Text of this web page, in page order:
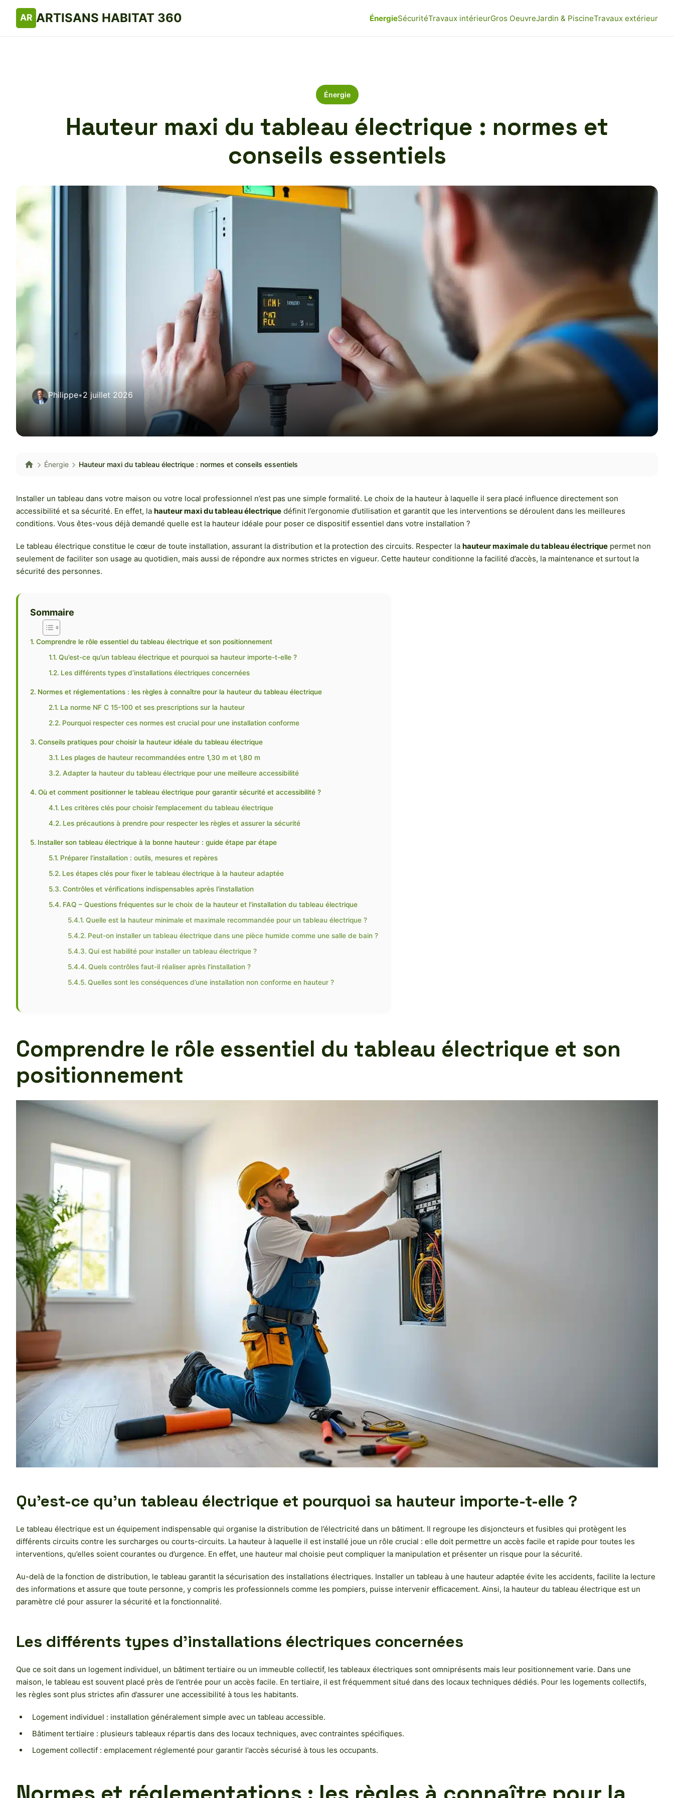
ARTISANS HABITAT 360 ÉnergieSécuritéTravaux intérieurGros OeuvreJardin & PiscineTravaux extérieur
Énergie
Hauteur maxi du tableau électrique : normes et
conseils essentiels
Philippe•2 juillet 2026
Énergie Hauteur maxi du tableau électrique : normes et conseils essentiels
Installer un tableau dans votre maison ou votre local professionnel n’est pas une simple formalité. Le choix de la hauteur à laquelle il sera placé influence directement son
accessibilité et sa sécurité. En effet, la hauteur maxi du tableau électrique définit l’ergonomie d’utilisation et garantit que les interventions se déroulent dans les meilleures
conditions. Vous êtes-vous déjà demandé quelle est la hauteur idéale pour poser ce dispositif essentiel dans votre installation ?
Le tableau électrique constitue le cœur de toute installation, assurant la distribution et la protection des circuits. Respecter la hauteur maximale du tableau électrique permet non
seulement de faciliter son usage au quotidien, mais aussi de répondre aux normes strictes en vigueur. Cette hauteur conditionne la facilité d’accès, la maintenance et surtout la
sécurité des personnes.
Sommaire
Comprendre le rôle essentiel du tableau électrique et son positionnement
Qu’est-ce qu’un tableau électrique et pourquoi sa hauteur importe-t-elle ?
Les différents types d’installations électriques concernées
Normes et réglementations : les règles à connaître pour la hauteur du tableau électrique
La norme NF C 15-100 et ses prescriptions sur la hauteur
Pourquoi respecter ces normes est crucial pour une installation conforme
Conseils pratiques pour choisir la hauteur idéale du tableau électrique
Les plages de hauteur recommandées entre 1,30 m et 1,80 m
Adapter la hauteur du tableau électrique pour une meilleure accessibilité
Où et comment positionner le tableau électrique pour garantir sécurité et accessibilité ?
Les critères clés pour choisir l’emplacement du tableau électrique
Les précautions à prendre pour respecter les règles et assurer la sécurité
Installer son tableau électrique à la bonne hauteur : guide étape par étape
Préparer l’installation : outils, mesures et repères
Les étapes clés pour fixer le tableau électrique à la hauteur adaptée
Contrôles et vérifications indispensables après l’installation
FAQ – Questions fréquentes sur le choix de la hauteur et l’installation du tableau électrique
Quelle est la hauteur minimale et maximale recommandée pour un tableau électrique ?
Peut-on installer un tableau électrique dans une pièce humide comme une salle de bain ?
Qui est habilité pour installer un tableau électrique ?
Quels contrôles faut-il réaliser après l’installation ?
Quelles sont les conséquences d’une installation non conforme en hauteur ?
Comprendre le rôle essentiel du tableau électrique et son
positionnement
Qu’est-ce qu’un tableau électrique et pourquoi sa hauteur importe-t-elle ?
Le tableau électrique est un équipement indispensable qui organise la distribution de l’électricité dans un bâtiment. Il regroupe les disjoncteurs et fusibles qui protègent les
différents circuits contre les surcharges ou courts-circuits. La hauteur à laquelle il est installé joue un rôle crucial : elle doit permettre un accès facile et rapide pour toutes les
interventions, qu’elles soient courantes ou d’urgence. En effet, une hauteur mal choisie peut compliquer la manipulation et présenter un risque pour la sécurité.
Au-delà de la fonction de distribution, le tableau garantit la sécurisation des installations électriques. Installer un tableau à une hauteur adaptée évite les accidents, facilite la lecture
des informations et assure que toute personne, y compris les professionnels comme les pompiers, puisse intervenir efficacement. Ainsi, la hauteur du tableau électrique est un
paramètre clé pour assurer la sécurité et la fonctionnalité.
Les différents types d’installations électriques concernées
Que ce soit dans un logement individuel, un bâtiment tertiaire ou un immeuble collectif, les tableaux électriques sont omniprésents mais leur positionnement varie. Dans une
maison, le tableau est souvent placé près de l’entrée pour un accès facile. En tertiaire, il est fréquemment situé dans des locaux techniques dédiés. Pour les logements collectifs,
les règles sont plus strictes afin d’assurer une accessibilité à tous les habitants.
Logement individuel : installation généralement simple avec un tableau accessible.
Bâtiment tertiaire : plusieurs tableaux répartis dans des locaux techniques, avec contraintes spécifiques.
Logement collectif : emplacement réglementé pour garantir l’accès sécurisé à tous les occupants.